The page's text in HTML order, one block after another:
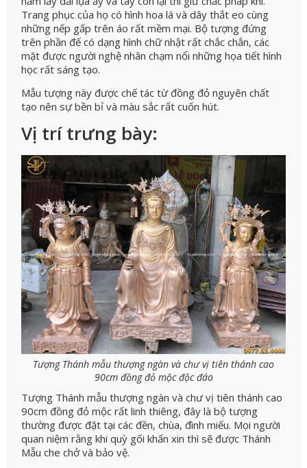
Trang phục của họ có hình hoa lá và dây thắt eo cùng
những nếp gấp trên áo rất mềm mại. Bộ tượng đứng
trên phần đế có dạng hình chữ nhật rất chắc chắn, các
mặt được người nghệ nhân chạm nổi những họa tiết hình
học rất sáng tạo.
Mẫu tượng này được chế tác từ đồng đỏ nguyên chất
tạo nên sự bền bỉ và màu sắc rất cuốn hút.
Vị trí trưng bày:
Tượng Thánh mẫu thượng ngàn và chư vị tiên thánh cao
90cm đồng đỏ mộc độc đáo
Tượng Thánh mẫu thượng ngàn và chư vị tiên thánh cao
90cm đồng đỏ mộc rất linh thiêng, đây là bộ tượng
thường được đặt tại các đền, chùa, đình miếu. Mọi người
quan niệm rằng khi quỳ gối khấn xin thì sẽ được Thánh
Mẫu che chở và bảo vệ.